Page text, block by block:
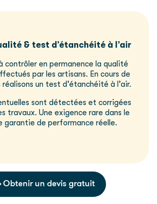
& test d’étanchéité à l’air
contrôler en permanence la qualité
par les artisans. En cours de
un test d’étanchéité à l’air.
sont détectées et corrigées
travaux. Une exigence rare dans le
garantie de performance réelle.
Obtenir un devis gratuit